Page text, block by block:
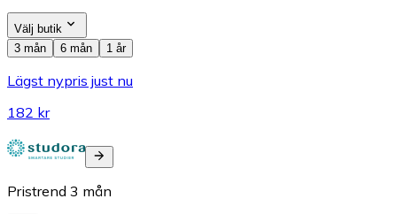
Välj butik
3 mån
6 mån 1 år
Lägst nypris just nu
182 kr
Pristrend 3 mån